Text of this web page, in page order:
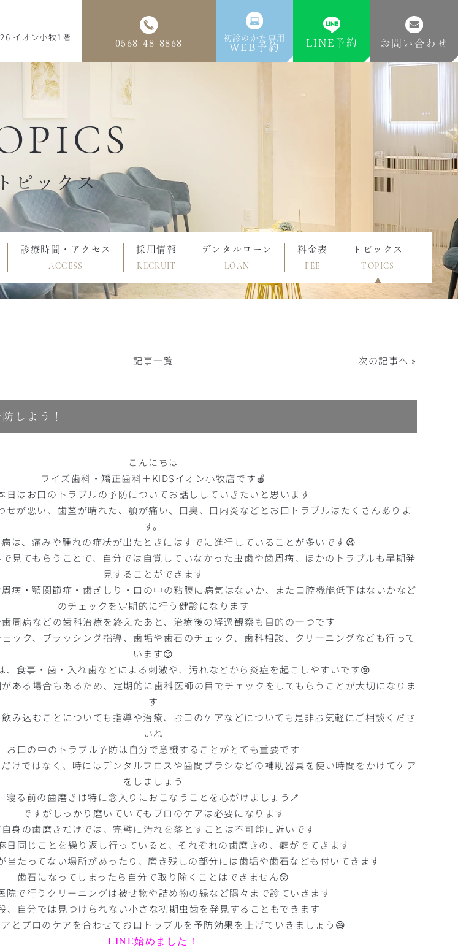
イオン小牧1階
0568-48-8868
初診のかた専用
WEB予約 LINE予約 お問い合わせ
診療時間・アクセス
ACCESS
採用情報
RECRUIT
デンタルローン
LOAN
料金表
FEE
トピックス
TOPICS
トピックス
│記事一覧│ 次の記事へ »
しよう！
こんにちは
ワイズ歯科・矯正歯科＋KIDSイオン小牧店です🍎
日はお口のトラブルの予防についてお話ししていきたいと思います
せが悪い、歯茎が晴れた、顎が痛い、口臭、口内炎などとお口トラブルはたくさんありま
す。
は、痛みや腫れの症状が出たときにはすでに進行していることが多いです😫
見てもらうことで、自分では自覚していなかった虫歯や歯周病、ほかのトラブルも早期発
見することができます
病・顎関節症・歯ぎしり・口の中の粘膜に病気はないか、また口腔機能低下はないかなど
のチェックを定期的に行う健診になります
歯周病などの歯科治療を終えたあと、治療後の経過観察も目的の一つです
ック、ブラッシング指導、歯垢や歯石のチェック、歯科相談、クリーニングなども行って
います😊
、食事・歯・入れ歯などによる刺激や、汚れなどから炎症を起こしやすいです😢
ある場合もあるため、定期的に歯科医師の目でチェックをしてもらうことが大切になりま
す
み込むことについても指導や治療、お口のケアなどについても是非お気軽にご相談くださ
いね
お口の中のトラブル予防は自分で意識することがとても重要です
けではなく、時にはデンタルフロスや歯間ブラシなどの補助器具を使い時間をかけてケア
をしましょう
寝る前の歯磨きは特に念入りにおこなうことを心がけましょう🪥
ですがしっかり磨いていてもプロのケアは必要になります
自身の歯磨きだけでは、完璧に汚れを落とすことは不可能に近いです
日同じことを繰り返し行っていると、それぞれの歯磨きの、癖がでてきます
当たってない場所があったり、磨き残しの部分には歯垢や歯石なども付いてきます
歯石になってしまったら自分で取り除くことはできません😲
院で行うクリーニングは被せ物や詰め物の縁など隅々まで診ていきます
、自分では見つけられない小さな初期虫歯を発見することもできます
とプロのケアを合わせてお口トラブルを予防効果を上げていきましょう😄
LINE始めました！